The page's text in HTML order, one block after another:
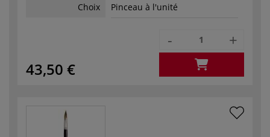
Choix Pinceau à l'unité
43,50 €
- +